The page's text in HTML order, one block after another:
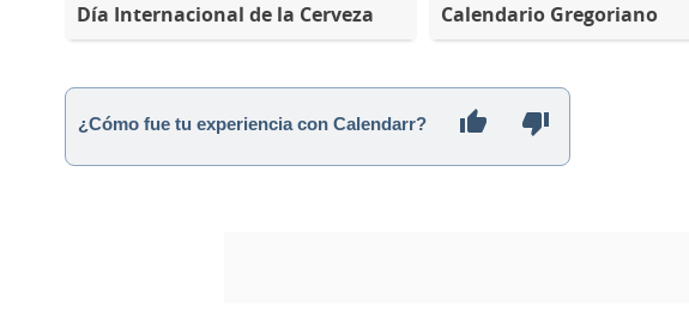
Día Internacional de la Cerveza Calendario Gregoriano
¿Cómo fue tu experiencia con Calendarr?